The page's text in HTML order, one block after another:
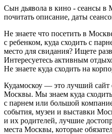
Сын дьявола в кино - сеансы в
почитать описание, даты
Не знаете что посетить в
с ребенком, куда сходить с
место для свидания? Ищете
Интересуетесь активным
Не знаете куда сходить на
Кудамоскоу — это лучший
Москвы. Мы знаем куда
с парнем или большой
события, музеи и выставки
и их родителей, лучшие
места Москвы, которые